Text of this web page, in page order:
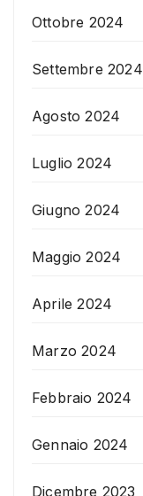
Ottobre 2024
Settembre 2024
Agosto 2024
Luglio 2024
Giugno 2024
Maggio 2024
Aprile 2024
Marzo 2024
Febbraio 2024
Gennaio 2024
Dicembre 2023